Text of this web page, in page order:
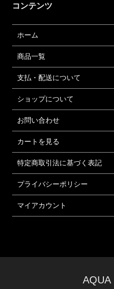
コンテンツ
ホーム
商品一覧
支払・配送について
ショップについて
お問い合わせ
カートを見る
特定商取引法に基づく表記
プライバシーポリシー
マイアカウント
AQUA